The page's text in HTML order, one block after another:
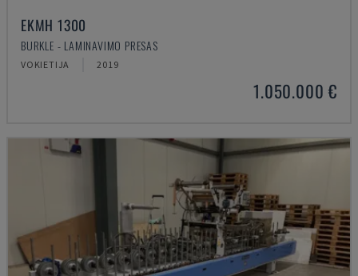
EKMH 1300
BURKLE - LAMINAVIMO PRESAS
VOKIETIJA 2019
1.050.000 €